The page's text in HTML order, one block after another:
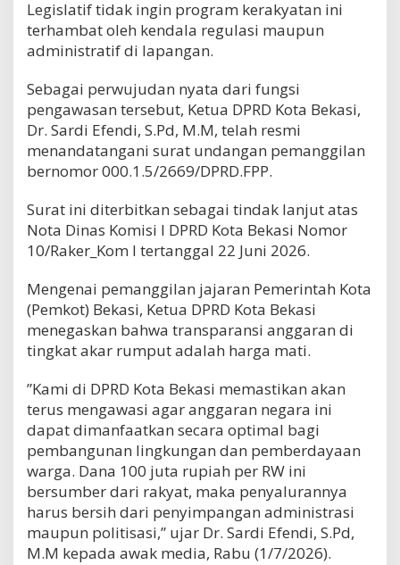
Legislatif tidak ingin program kerakyatan ini
terhambat oleh kendala regulasi maupun
administratif di lapangan.
​Sebagai perwujudan nyata dari fungsi
pengawasan tersebut, Ketua DPRD Kota Bekasi,
Dr. Sardi Efendi, S.Pd, M.M, telah resmi
menandatangani surat undangan pemanggilan
bernomor 000.1.5/2669/DPRD.FPP.
Surat ini diterbitkan sebagai tindak lanjut atas
Nota Dinas Komisi I DPRD Kota Bekasi Nomor
10/Raker_Kom I tertanggal 22 Juni 2026.
​Mengenai pemanggilan jajaran Pemerintah Kota
(Pemkot) Bekasi, Ketua DPRD Kota Bekasi
menegaskan bahwa transparansi anggaran di
tingkat akar rumput adalah harga mati.
​”Kami di DPRD Kota Bekasi memastikan akan
terus mengawasi agar anggaran negara ini
dapat dimanfaatkan secara optimal bagi
pembangunan lingkungan dan pemberdayaan
warga. Dana 100 juta rupiah per RW ini
bersumber dari rakyat, maka penyalurannya
harus bersih dari penyimpangan administrasi
maupun politisasi,” ujar Dr. Sardi Efendi, S.Pd,
M.M kepada awak media, Rabu (1/7/2026).